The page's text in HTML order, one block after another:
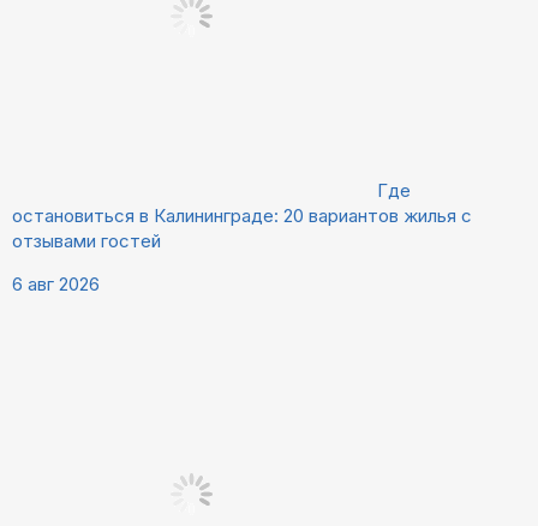
Где
остановиться в Калининграде: 20 вариантов жилья с
отзывами гостей
6 авг 2026